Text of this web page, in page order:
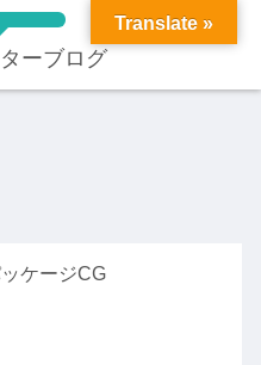
ーブログ
ケージCG
Translate »